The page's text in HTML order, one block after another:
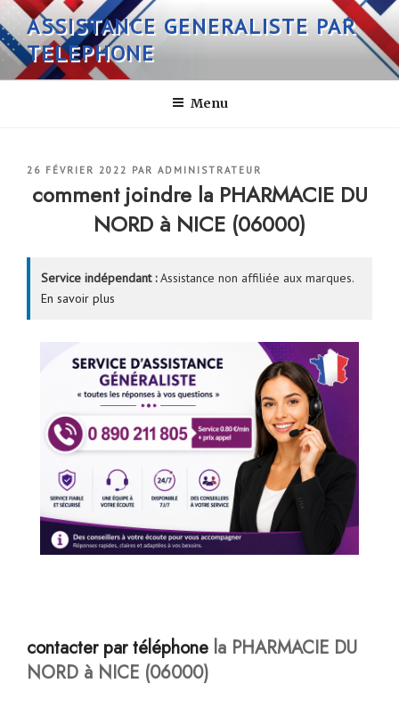
Aller
au
contenu
principal
ASSISTANCE GENERALISTE PAR
TELEPHONE
Menu
PUBLIÉ
26 FÉVRIER 2022 PAR ADMINISTRATEUR
comment joindre la PHARMACIE DU
NORD à NICE (06000)
Service indépendant :Assistance non affiliée aux marques.
En savoir plus
contacter par téléphone la PHARMACIE DU
NORD à NICE (06000)